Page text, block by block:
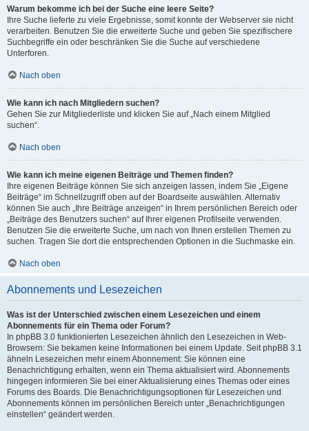
Warum bekomme ich bei der Suche eine leere Seite?
Ihre Suche lieferte zu viele Ergebnisse, somit konnte der Webserver sie nicht
verarbeiten. Benutzen Sie die erweiterte Suche und geben Sie spezifischere
Suchbegriffe ein oder beschränken Sie die Suche auf verschiedene
Unterforen.
Nach oben
Wie kann ich nach Mitgliedern suchen?
Gehen Sie zur Mitgliederliste und klicken Sie auf „Nach einem Mitglied
suchen“.
Nach oben
Wie kann ich meine eigenen Beiträge und Themen finden?
Ihre eigenen Beiträge können Sie sich anzeigen lassen, indem Sie „Eigene
Beiträge“ im Schnellzugriff oben auf der Boardseite auswählen. Alternativ
können Sie auch „Ihre Beiträge anzeigen“ in Ihrem persönlichen Bereich oder
„Beiträge des Benutzers suchen“ auf Ihrer eigenen Profilseite verwenden.
Benutzen Sie die erweiterte Suche, um nach von Ihnen erstellen Themen zu
suchen. Tragen Sie dort die entsprechenden Optionen in die Suchmaske ein.
Nach oben
Abonnements und Lesezeichen
Was ist der Unterschied zwischen einem Lesezeichen und einem
Abonnements für ein Thema oder Forum?
In phpBB 3.0 funktionierten Lesezeichen ähnlich den Lesezeichen in Web-
Browsern: Sie bekamen keine Informationen bei einem Update. Seit phpBB 3.1
ähneln Lesezeichen mehr einem Abonnement: Sie können eine
Benachrichtigung erhalten, wenn ein Thema aktualisiert wird. Abonnements
hingegen informieren Sie bei einer Aktualisierung eines Themas oder eines
Forums des Boards. Die Benachrichtigungsoptionen für Lesezeichen und
Abonnements können im persönlichen Bereich unter „Benachrichtigungen
einstellen“ geändert werden.